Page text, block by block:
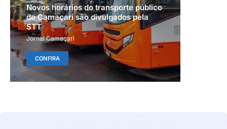
Novos horários do transporte público
de Camaçari são divulgados pela
STT
Jornal Camaçari
CONFIRA